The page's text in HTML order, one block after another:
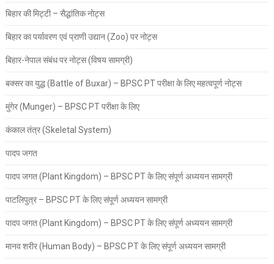
बिहार की मिट्टी – सैद्धांतिक नोट्स
बिहार का पर्यावरण एवं प्राणी उद्यान (Zoo) पर नोट्स
बिहार-नेपाल संबंध पर नोट्स (विषय सामग्री)
बक्सर का युद्ध (Battle of Buxar) – BPSC PT परीक्षा के लिए महत्वपूर्ण नोट्स
मुंगेर (Munger) – BPSC PT परीक्षा के लिए
कंकाल तंत्र (Skeletal System)
पादप जगत
पादप जगत (Plant Kingdom) – BPSC PT के लिए संपूर्ण अध्ययन सामग्री
पाटलिपुत्र – BPSC PT के लिए संपूर्ण अध्ययन सामग्री
पादप जगत (Plant Kingdom) – BPSC PT के लिए संपूर्ण अध्ययन सामग्री
मानव शरीर (Human Body) – BPSC PT के लिए संपूर्ण अध्ययन सामग्री